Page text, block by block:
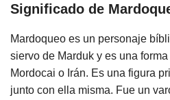
Niños
Significado de
Mardoqueo es un personaje
siervo de Marduk y es una
Mordocai o Irán. Es una figura
junto con ella misma. Fue un